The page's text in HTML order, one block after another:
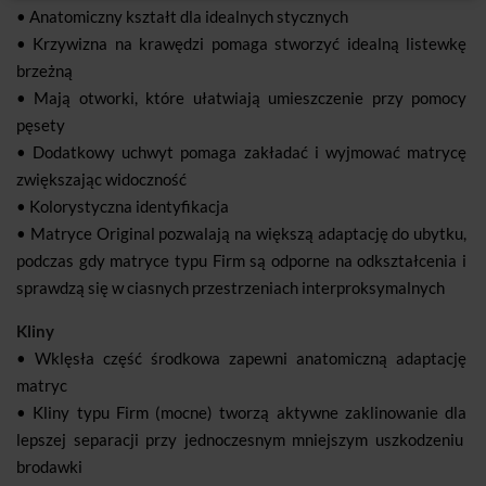
• Anatomiczny kształt dla idealnych stycznych
• Krzywizna na krawędzi pomaga stworzyć idealną listewkę
brzeżną
• Mają otworki, które ułatwiają umieszczenie przy pomocy
pęsety
• Dodatkowy uchwyt pomaga zakładać i wyjmować matrycę
zwiększając widoczność
• Kolorystyczna identyfikacja
• Matryce Original pozwalają na większą adaptację do ubytku,
podczas gdy matryce typu Firm są odporne na odkształcenia i
sprawdzą się w ciasnych przestrzeniach interproksymalnych
Kliny
• Wklęsła część środkowa zapewni anatomiczną adaptację
matryc
• Kliny typu Firm (mocne) tworzą aktywne zaklinowanie dla
lepszej separacji przy jednoczesnym mniejszym uszkodzeniu
brodawki